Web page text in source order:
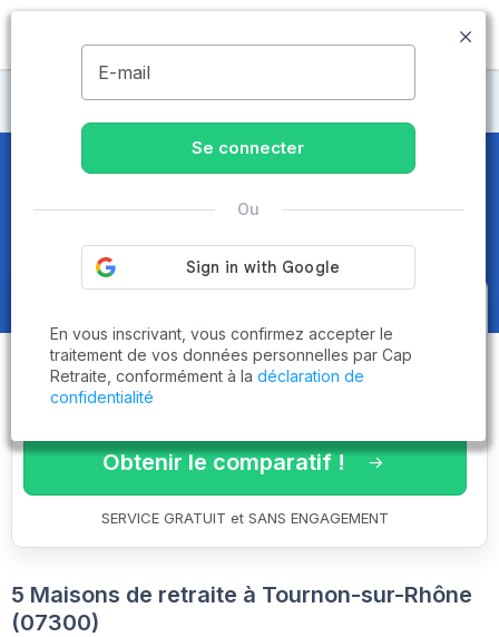
MENU
Maisons de retraite Ardèche
Maisons de retraite et EHPAD
Tournon-sur-Rhône (07300)
Obtenez le
comparatif des
établissementsadaptés à vos
critères en 3 minutes !
Obtenir le comparatif !
SERVICE GRATUIT et SANS ENGAGEMENT
5 Maisons de retraite à Tournon-sur-Rhône
(07300)
E-mail
Se connecter
Ou
En vous inscrivant, vous confirmez accepter le
traitement de vos données personnelles par Cap
Retraite, conformément à la déclaration de
confidentialité